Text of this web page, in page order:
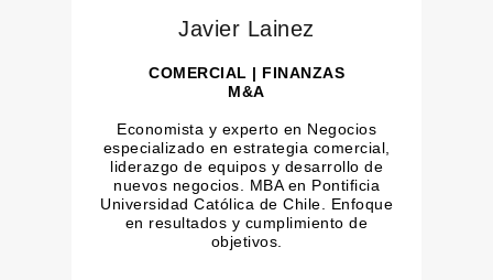
Javier Lainez
COMERCIAL | FINANZAS
M&A
Economista y experto en Negocios
especializado en estrategia comercial,
liderazgo de equipos y desarrollo de
nuevos negocios. MBA en Pontificia
Universidad Católica de Chile. Enfoque
en resultados y cumplimiento de
objetivos.